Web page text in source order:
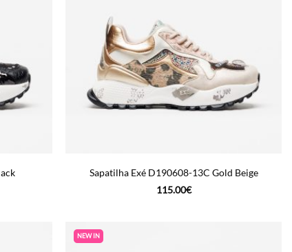
Sapatilha Exé D190608-13C Gold Beige
115.00€
NEW IN